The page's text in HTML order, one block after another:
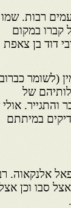
רבות. שמו
קברו במקום
דוד בן צאפת
(לשומר כברוב
של
אולי
במיתתם
אלנקאוה.
סבו וכן